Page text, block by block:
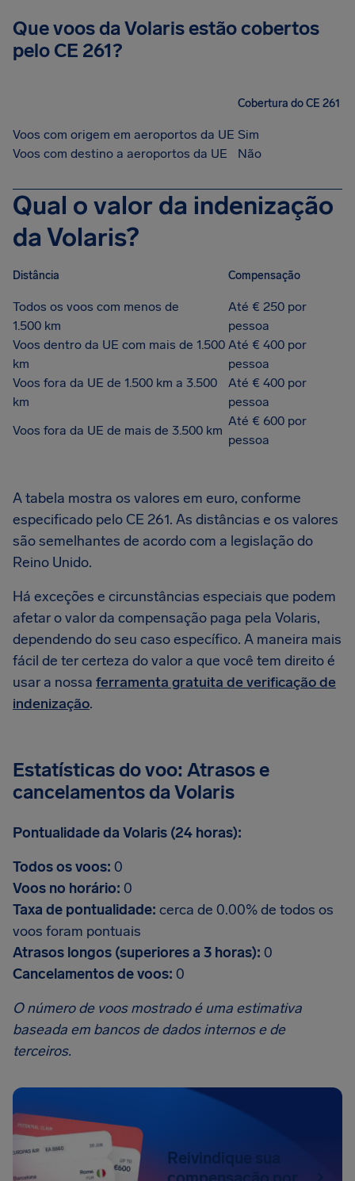
Que voos da Volaris estão cobertos
pelo CE 261?
Cobertura do CE 261
Voos com origem em aeroportos da UE Sim
Voos com destino a aeroportos da UE
Não
Qual o valor da indenização
da Volaris?
Distância Compensação
Todos os voos com menos de
1.500 km
Até € 250 por
pessoa
Voos dentro da UE com mais de 1.500
km
Até € 400 por
pessoa
Voos fora da UE de 1.500 km a 3.500
km
Até € 400 por
pessoa
Voos fora da UE de mais de 3.500 km
Até € 600 por
pessoa
A tabela mostra os valores em euro, conforme
especificado pelo CE 261. As distâncias e os valores
são semelhantes de acordo com a legislação do
Reino Unido.
Há exceções e circunstâncias especiais que podem
afetar o valor da compensação paga pela Volaris,
dependendo do seu caso específico. A maneira mais
fácil de ter certeza do valor a que você tem direito é
usar a nossa ferramenta gratuita de verificação de
indenização.
Estatísticas do voo: Atrasos e
cancelamentos da Volaris
Pontualidade da Volaris (24 horas):
Todos os voos: 0
Voos no horário: 0
Taxa de pontualidade: cerca de 0.00% de todos os
voos foram pontuais
Atrasos longos (superiores a 3 horas): 0
Cancelamentos de voos: 0
O número de voos mostrado é uma estimativa
baseada em bancos de dados internos e de
terceiros.
Reivindique sua